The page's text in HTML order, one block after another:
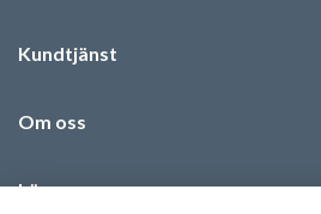
Kundtjänst
Om oss
Läs mer